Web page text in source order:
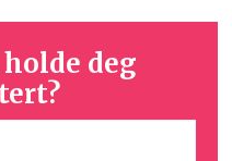
deg